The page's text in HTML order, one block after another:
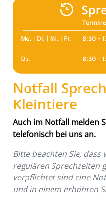
Notfall
Kleintiere
Auch im Notfall melden
telefonisch bei uns an.
Bitte beachten Sie, dass
regulären Sprechzeiten
verpflichtet sind eine
und in einem erhöhten